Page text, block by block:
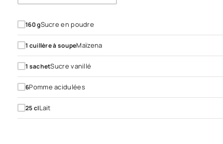
160gSucre en poudre
1 cuillère à soupeMaïzena
1 sachetSucre vanillé
6Pomme acidulées
25clLait